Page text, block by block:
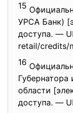
15
УРСА Банк)
доступа. —
retail/credits/
16
Губернатора
области
доступа. —